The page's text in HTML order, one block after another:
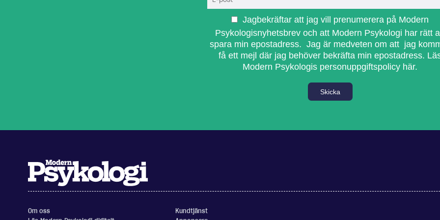
Jagbekräftar att jag vill prenumerera på Modern
Psykologisnyhetsbrev och att Modern Psykologi har rätt
spara min epostadress. Jag är medveten om att jag
få ett mejl där jag behöver bekräfta min epostadress.
Modern Psykologis personuppgiftspolicy här.
Skicka
Om oss
Kundtjänst